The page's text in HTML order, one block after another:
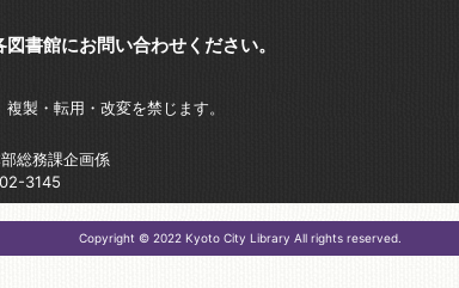
書館にお問い合わせください。
製・転用・改変を禁じます。
総務課企画係
3145
Copyright © 2022 Kyoto City Library All rights reserved.